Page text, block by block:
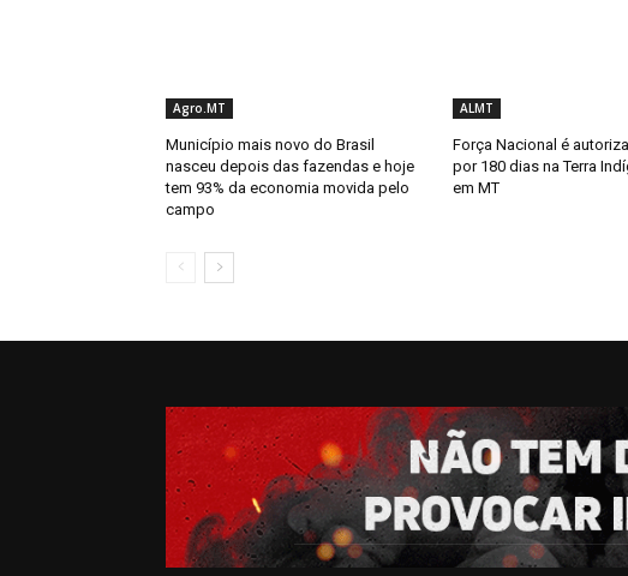
Agro.MT
Município mais novo do Brasil
nasceu depois das fazendas e hoje
tem 93% da economia movida pelo
campo
ALMT
Força Nacional é
por 180 dias na Terra
em MT